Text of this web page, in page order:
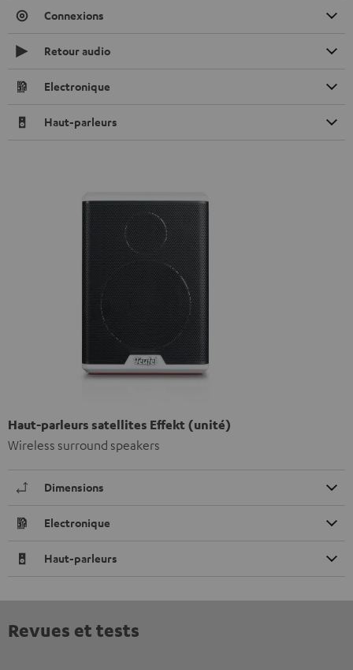
Connexions
Retour audio
Electronique
Haut-parleurs
Haut-parleurs satellites Effekt (unité)
Wireless surround speakers
Dimensions
Electronique
Haut-parleurs
Revues et tests